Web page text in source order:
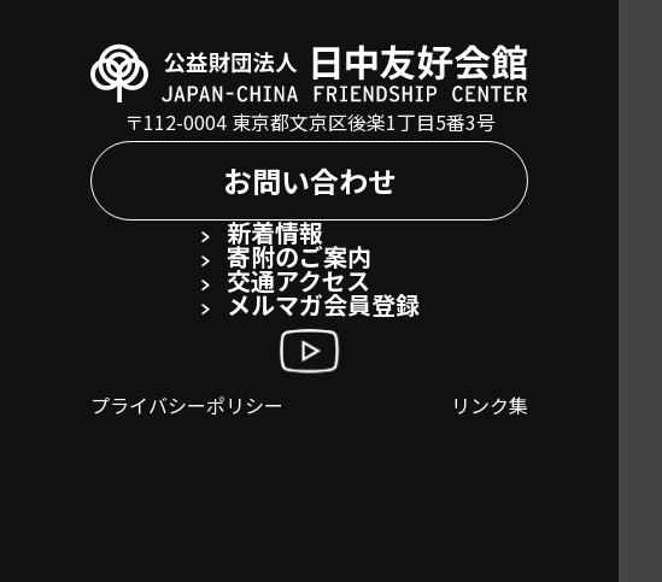
〒112-0004 東京都文京区後楽1丁目5番3号
お問い合わせ
新着情報
寄附のご案内
交通アクセス
メルマガ会員登録
プライバシーポリシー リンク集